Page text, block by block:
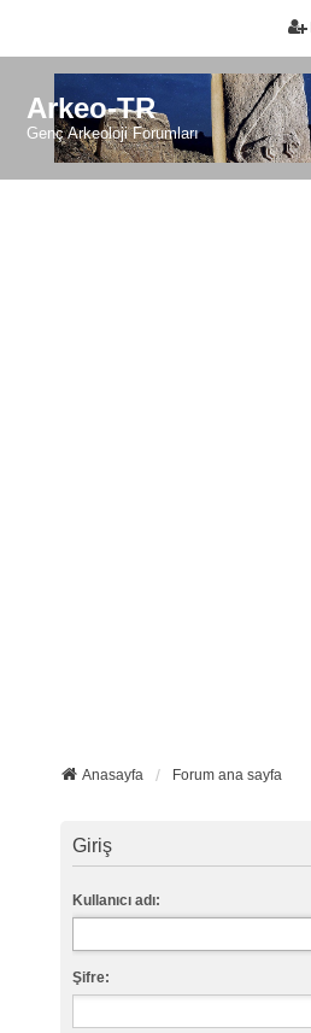
Arkeo-TR
Genç Arkeoloji Forumları
Anasayfa Forum ana sayfa
Giriş
Kullanıcı adı:
Şifre: